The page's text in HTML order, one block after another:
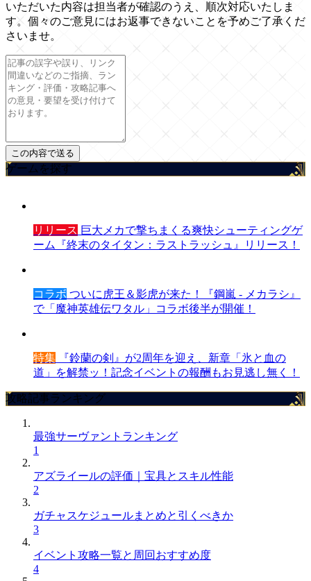
いただいた内容は担当者が確認のうえ、順次対応いたしま
す。個々のご意見にはお返事できないことを予めご了承くだ
さいませ。
ゲームを探す
リリース 巨大メカで撃ちまくる爽快シューティングゲ
ーム『終末のタイタン：ラストラッシュ』リリース！
コラボ ついに虎王＆影虎が来た！『鋼嵐 - メカラシ』
で「魔神英雄伝ワタル」コラボ後半が開催！
特集 『鈴蘭の剣』が2周年を迎え、新章「氷と血の
道」を解禁ッ！記念イベントの報酬もお見逃し無く！
攻略記事ランキング
最強サーヴァントランキング
1
アズライールの評価｜宝具とスキル性能
2
ガチャスケジュールまとめと引くべきか
3
イベント攻略一覧と周回おすすめ度
4